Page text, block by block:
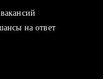
на ответ